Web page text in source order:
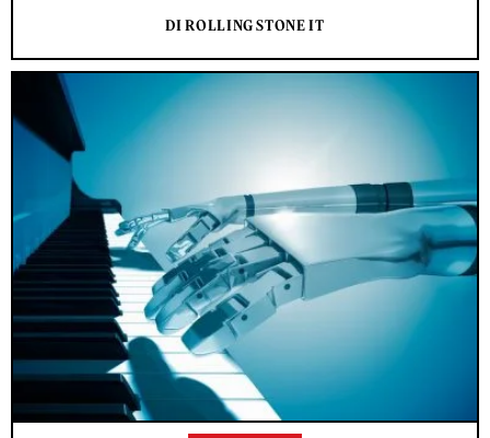
DI ROLLING STONE IT